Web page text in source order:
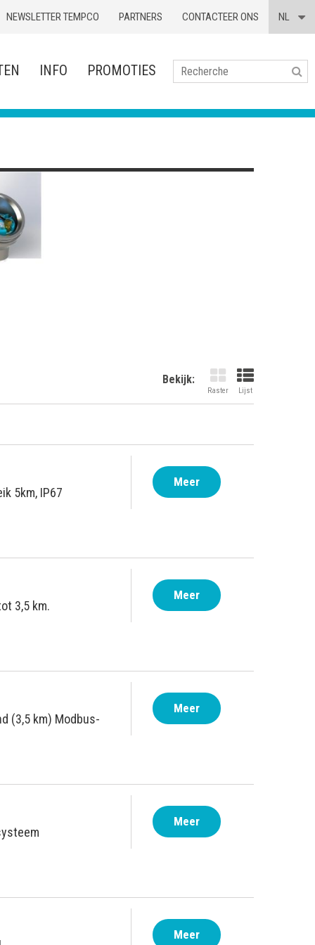
NEWSLETTER TEMPCO PARTNERS NL
CONTACTEER ONS
INFO PROMOTIES
Bekijk:
Raster Lijst
5km, IP67
Meer
3,5 km.
Meer
(3,5 km) Modbus-
Meer
Meer
Meer